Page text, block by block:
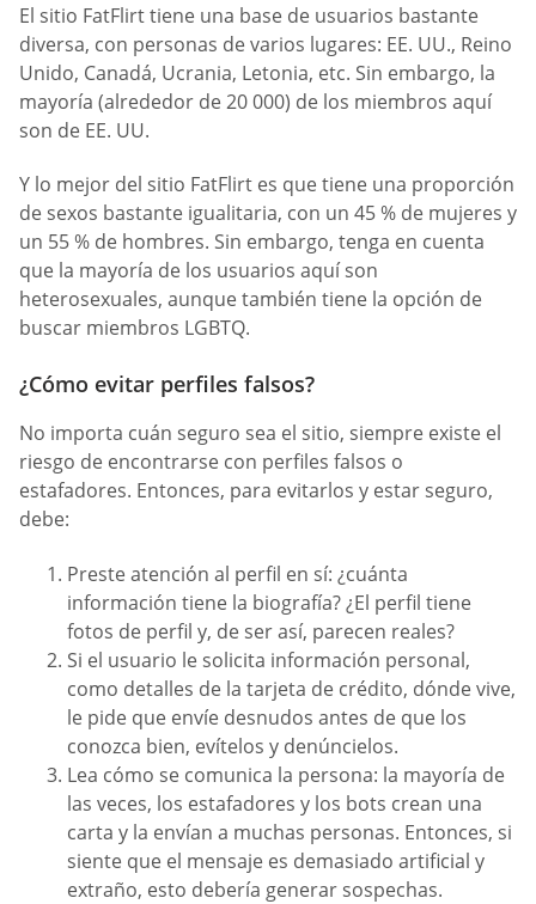
El sitio FatFlirt tiene una base de usuarios bastante
diversa, con personas de varios lugares: EE. UU., Reino
Unido, Canadá, Ucrania, Letonia, etc. Sin embargo, la
mayoría (alrededor de 20 000) de los miembros aquí
son de EE. UU.
Y lo mejor del sitio FatFlirt es que tiene una proporción
de sexos bastante igualitaria, con un 45 % de mujeres y
un 55 % de hombres. Sin embargo, tenga en cuenta
que la mayoría de los usuarios aquí son
heterosexuales, aunque también tiene la opción de
buscar miembros LGBTQ.
¿Cómo evitar perfiles falsos?
No importa cuán seguro sea el sitio, siempre existe el
riesgo de encontrarse con perfiles falsos o
estafadores. Entonces, para evitarlos y estar seguro,
debe:
Preste atención al perfil en sí: ¿cuánta
información tiene la biografía? ¿El perfil tiene
fotos de perfil y, de ser así, parecen reales?
Si el usuario le solicita información personal,
como detalles de la tarjeta de crédito, dónde vive,
le pide que envíe desnudos antes de que los
conozca bien, evítelos y denúncielos.
Lea cómo se comunica la persona: la mayoría de
las veces, los estafadores y los bots crean una
carta y la envían a muchas personas. Entonces, si
siente que el mensaje es demasiado artificial y
extraño, esto debería generar sospechas.